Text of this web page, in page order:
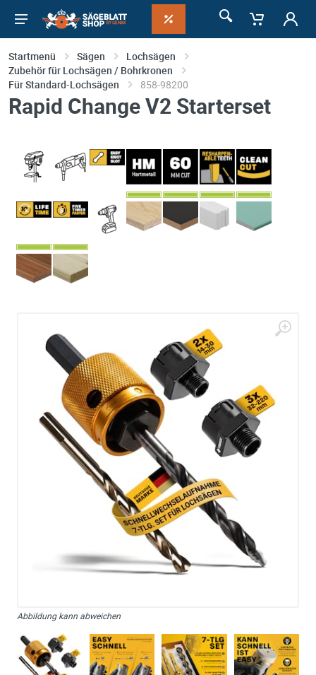
Startmenü Sägen
Lochsägen
Zubehör für Lochsägen / Bohrkronen
Für Standard-Lochsägen
858-98200
Rapid Change V2 Starterset
Abbildung kann abweichen